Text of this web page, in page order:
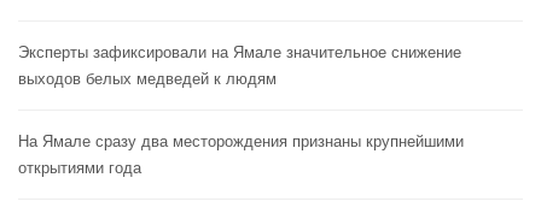
Эксперты зафиксировали на Ямале значительное снижение
выходов белых медведей к людям
На Ямале сразу два месторождения признаны крупнейшими
открытиями года